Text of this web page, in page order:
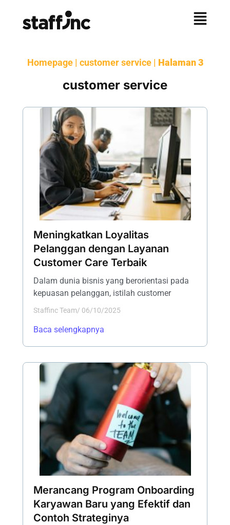
Homepage| customer service| Halaman 3
customer service
Meningkatkan Loyalitas
Pelanggan dengan Layanan
Customer Care Terbaik
Dalam dunia bisnis yang berorientasi pada
kepuasan pelanggan, istilah customer
Staffinc Team/ 06/10/2025
Baca selengkapnya
Merancang Program Onboarding
Karyawan Baru yang Efektif dan
Contoh Strateginya